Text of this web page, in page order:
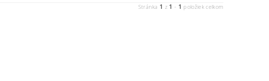
Stránka 1 z 1 - 1 položiek celkom